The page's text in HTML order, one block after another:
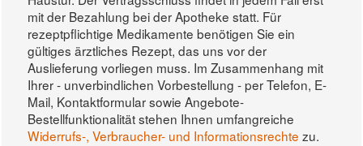
mit der Bezahlung bei der Apotheke statt. Für
rezeptpflichtige Medikamente benötigen Sie ein
gültiges ärztliches Rezept, das uns vor der
Auslieferung vorliegen muss. Im Zusammenhang mit
Ihrer - unverbindlichen Vorbestellung - per Telefon, E-
Mail, Kontaktformular sowie Angebote-
Bestellfunktionalität stehen Ihnen umfangreiche
Widerrufs-, Verbraucher- und Informationsrechte zu.